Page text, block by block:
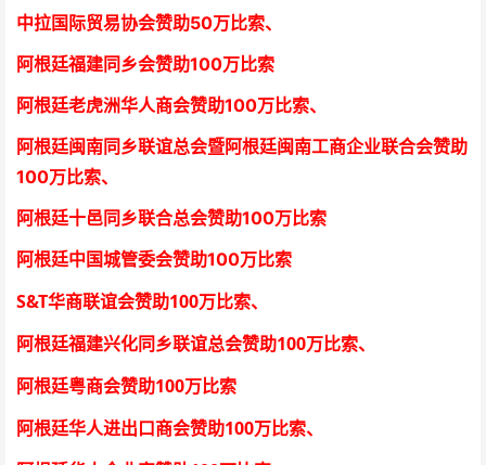
中拉国际贸易协会赞助50万比索、
阿根廷福建同乡会赞助100万比索
阿根廷老虎洲华人商会赞助100万比索、
阿根廷闽南同乡联谊总会暨阿根廷闽南工商企业联合会赞助
100万比索、
阿根廷十邑同乡联合总会赞助100万比索
阿根廷中国城管委会赞助100万比索
S&T华商联谊会赞助100万比索、
阿根廷福建兴化同乡联谊总会赞助100万比索、
阿根廷粤商会赞助100万比索
阿根廷华人进出口商会赞助100万比索、